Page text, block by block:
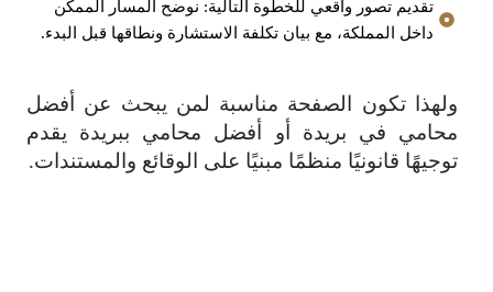
تقديم تصور واقعي للخطوة التالية: نوضح المسار الممكن
داخل المملكة، مع بيان تكلفة الاستشارة ونطاقها قبل البدء.
ولهذا تكون الصفحة مناسبة لمن يبحث عن أفضل
محامي في بريدة أو أفضل محامي ببريدة يقدم
توجيهًا قانونيًا منظمًا مبنيًا على الوقائع والمستندات.